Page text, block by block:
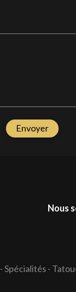
Envoyer
Nous
-Spécialités -